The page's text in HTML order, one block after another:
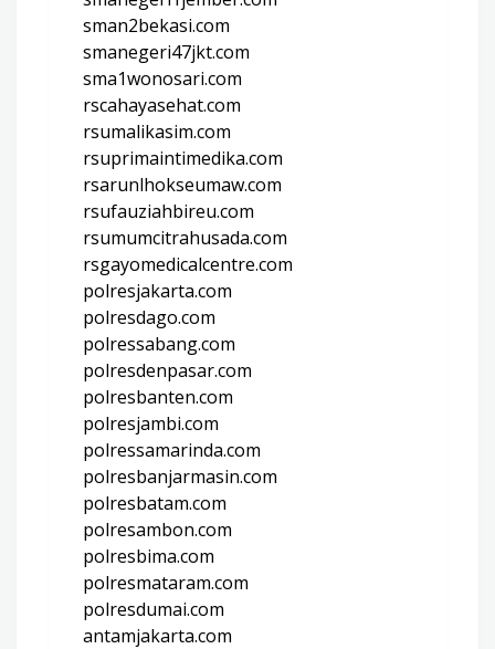
sman2bekasi.com
smanegeri47jkt.com
sma1wonosari.com
rscahayasehat.com
rsumalikasim.com
rsuprimaintimedika.com
rsarunlhokseumaw.com
rsufauziahbireu.com
rsumumcitrahusada.com
rsgayomedicalcentre.com
polresjakarta.com
polresdago.com
polressabang.com
polresdenpasar.com
polresbanten.com
polresjambi.com
polressamarinda.com
polresbanjarmasin.com
polresbatam.com
polresambon.com
polresbima.com
polresmataram.com
polresdumai.com
antamjakarta.com